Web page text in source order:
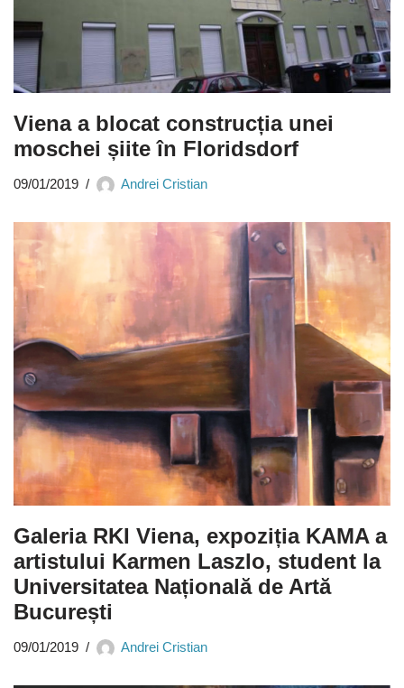
Viena a blocat construcția unei
moschei șiite în Floridsdorf
09/01/2019 Andrei Cristian
Galeria RKI Viena, expoziția KAMA a
artistului Karmen Laszlo, student la
Universitatea Națională de Artă
București
09/01/2019 Andrei Cristian